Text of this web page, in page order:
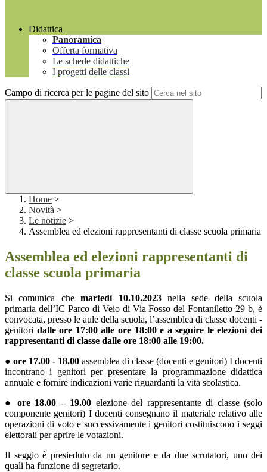
Didattica
Panoramica
Offerta formativa
Le schede didattiche
I progetti delle classi
Campo di ricerca per le pagine del sito
Home >
Novità >
Le notizie >
Assemblea ed elezioni rappresentanti di classe scuola primaria
Assemblea ed elezioni rappresentanti di
classe scuola primaria
Si comunica chemartedì 10.10.2023nella sede della scuola
primaria dell’IC Parco di Veio di Via Fosso del Fontaniletto 29 b, è
convocata, presso le aule della scuola, l’assemblea di classe docenti -
genitori dalle ore 17:00 alle ore 18:00 e a seguire le elezioni dei
rappresentanti di classe dalle ore 18:00 alle 19:00.
● ore 17.00 - 18.00 assemblea di classe (docenti e genitori) I docenti
incontrano i genitori per presentare la programmazione didattica
annuale e fornire indicazioni varie riguardanti la vita scolastica.
● ore 18.00 – 19.00 elezione del rappresentante di classe (solo
componente genitori) I docenti consegnano il materiale relativo alle
operazioni di voto e successivamente i genitori costituiscono i seggi
elettorali per aprire le votazioni.
Il seggio è presieduto da un genitore e da due scrutatori, uno dei
quali ha funzione di segretario.